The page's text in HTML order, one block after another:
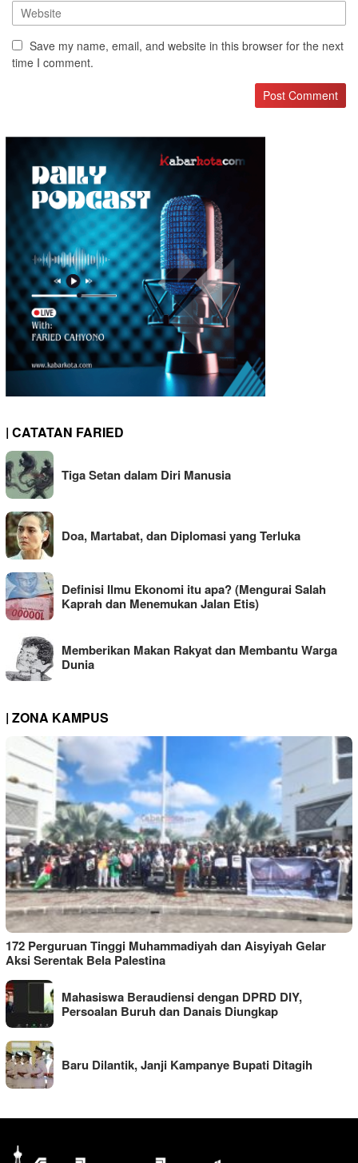
Save my name, email, and website in this browser for the next
time I comment.
| CATATAN FARIED
Tiga Setan dalam Diri Manusia
Doa, Martabat, dan Diplomasi yang Terluka
Definisi Ilmu Ekonomi itu apa? (Mengurai Salah
Kaprah dan Menemukan Jalan Etis)
Memberikan Makan Rakyat dan Membantu Warga
Dunia
| ZONA KAMPUS
172 Perguruan Tinggi Muhammadiyah dan Aisyiyah Gelar
Aksi Serentak Bela Palestina
Mahasiswa Beraudiensi dengan DPRD DIY,
Persoalan Buruh dan Danais Diungkap
Baru Dilantik, Janji Kampanye Bupati Ditagih